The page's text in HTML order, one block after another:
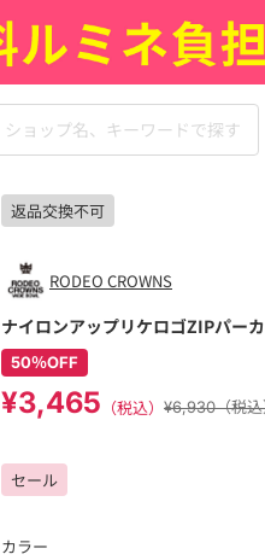
返品交換不可
RODEO CROWNS
ナイロンアップリケロゴZIPパー
50％OFF
¥3,465 （税込） ¥6,930（税
セール
カラー